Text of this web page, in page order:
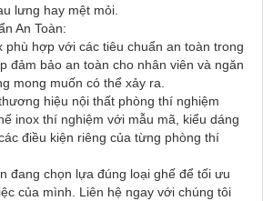
lưng hay mệt mỏi.
An Toàn:
phù hợp với các tiêu chuẩn an toàn trong
đảm bảo an toàn cho nhân viên và ngăn
mong muốn có thể xảy ra.
hiệu nội thất phòng thí nghiệm
inox thí nghiệm với mẫu mã, kiểu dáng
điều kiện riêng của từng phòng thí
đang chọn lựa đúng loại ghế để tối ưu
của mình. Liên hệ ngay với chúng tôi